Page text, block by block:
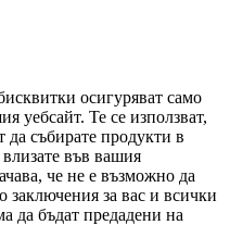
осигуряват само
уебсайт. Те се използват,
да събирате продукти в
във вашия
че не е възможно да
заключения за вас и всички
да бъдат предадени на